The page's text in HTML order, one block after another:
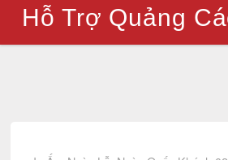
Hỗ Trợ Quảng